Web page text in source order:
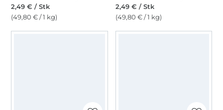
2,49 € / Stk
(49,80 € / 1 kg)
2,49 € / Stk
(49,80 € / 1 kg)